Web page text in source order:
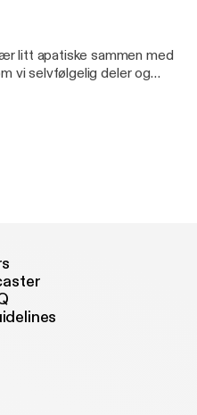
litt apatiske sammen med
vi selvfølgelig deler og